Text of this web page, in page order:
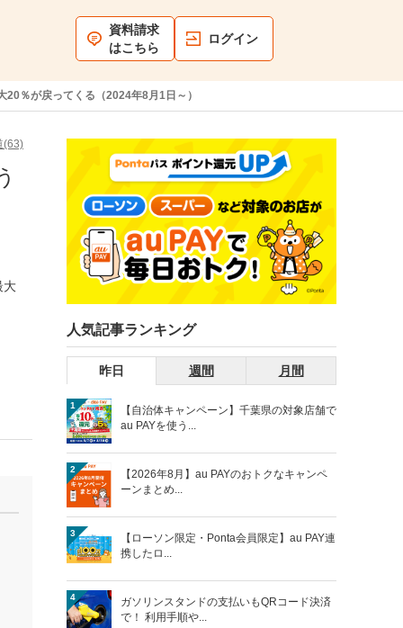
資料請求
はこちら
ログイン
20％が戻ってくる（2024年8月1日～）
(63)
大
人気記事ランキング
昨日 週間 月間
1
【自治体キャンペーン】千葉県の対象店舗で
au PAYを使う...
2
【2026年8月】au PAYのおトクなキャンペ
ーンまとめ...
3
【ローソン限定・Ponta会員限定】au PAY連
携したロ...
4
ガソリンスタンドの支払いもQRコード決済
で！ 利用手順や...